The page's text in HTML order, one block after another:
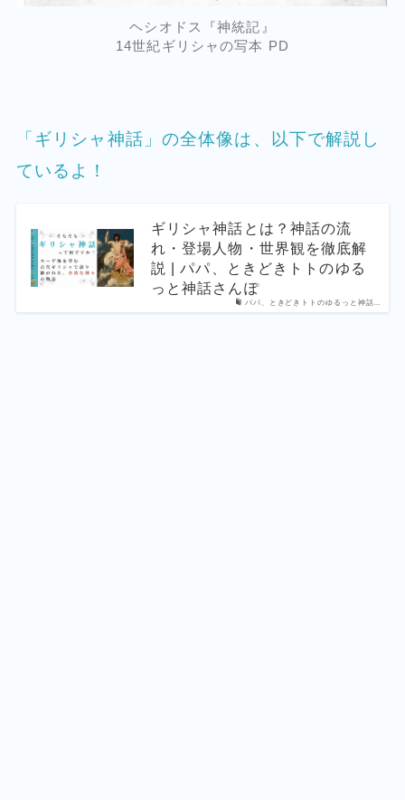
ヘシオドス『神統記』
14世紀ギリシャの写本 PD
「ギリシャ神話」の全体像は、以下で解説し
ているよ！
パパ、ときどきトトのゆるっと神話…
ギリシャ神話とは？神話の流
れ・登場人物・世界観を徹底解
説 | パパ、ときどきトトのゆる
っと神話さんぽ